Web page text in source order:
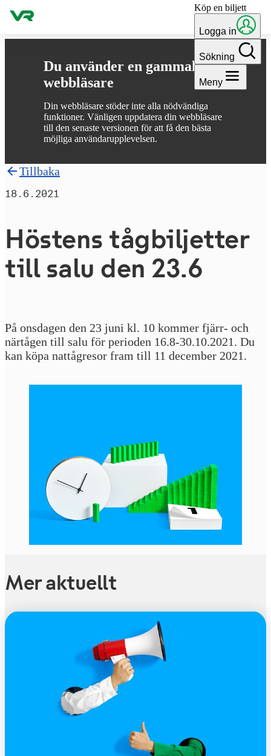
Du använder en gammal
webbläsare
Din webbläsare stöder inte alla nödvändiga
funktioner. Vänligen uppdatera din webbläsare
till den senaste versionen för att få den bästa
möjliga användarupplevelsen.
Gå till innehållet Köp en biljett
Logga in
Sökning
Meny
Tillbaka
18.6.2021
Höstens tåg­bil­jet­ter
till salu den 23.6
På onsdagen den 23 juni kl. 10 kommer fjärr- och
närtågen till salu för perioden 16.8-30.10.2021. Du
kan köpa nattågresor fram till 11 december 2021.
Mer aktuellt